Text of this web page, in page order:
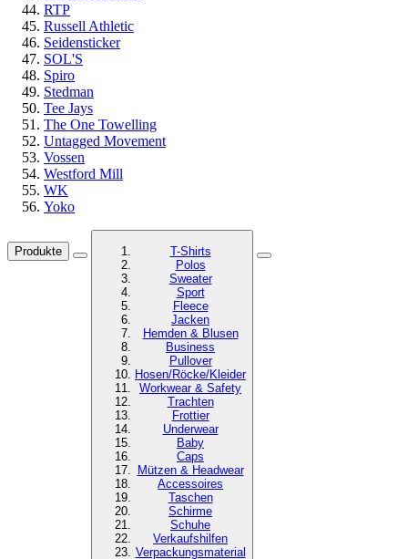
RTP
Russell Athletic
Seidensticker
SOL'S
Spiro
Stedman
Tee Jays
The One Towelling
Untagged Movement
Vossen
Westford Mill
WK
Yoko
Produkte
T-Shirts
Polos
Sweater
Sport
Fleece
Jacken
Hemden & Blusen
Business
Pullover
Hosen/Röcke/Kleider
Workwear & Safety
Trachten
Frottier
Underwear
Baby
Caps
Mützen & Headwear
Accessoires
Taschen
Schirme
Schuhe
Verkaufshilfen
Verpackungsmaterial